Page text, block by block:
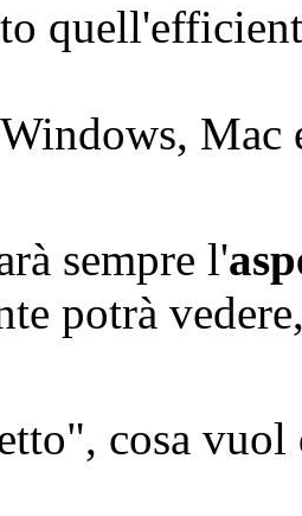
Mac
sempre l'
potrà
cosa vuol